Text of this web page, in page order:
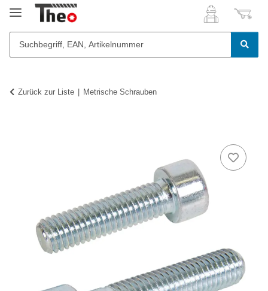
Zurück zur Liste Metrische Schrauben